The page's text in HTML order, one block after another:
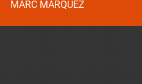
MARC MÁRQUEZ